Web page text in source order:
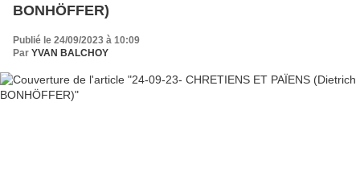
BONHÖFFER)
Publié le 24/09/2023 à 10:09
Par YVAN BALCHOY